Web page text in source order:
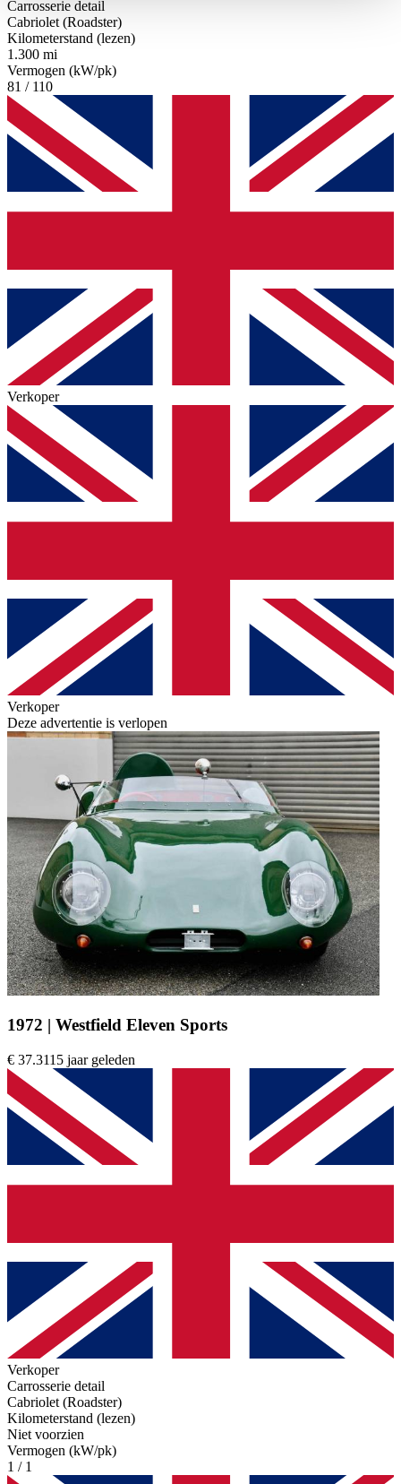
haben oder die sie im Rahmen Ihrer Nutzung der Dienste
gesammelt haben.
Carrosserie detail
Cabriolet (Roadster)
Kilometerstand (lezen)
1.300 mi
Vermogen (kW/pk)
81 / 110
Verkoper
Verkoper
Deze advertentie is verlopen
1972 | Westfield Eleven Sports
€ 37.311 5 jaar geleden
Verkoper
Carrosserie detail
Cabriolet (Roadster)
Kilometerstand (lezen)
Niet voorzien
Vermogen (kW/pk)
1 / 1